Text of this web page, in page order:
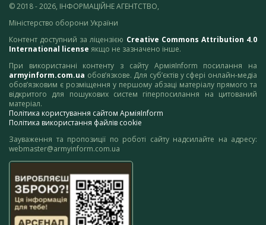
© 2018 - 2026, ІНФОРМАЦІЙНЕ АГЕНТСТВО,
Міністерство оборони України
Контент доступний за ліцензією Creative Commons Attribution 4.0
International license якщо не зазначено інше.
При використанні контенту з сайту АрміяInform посилання на
armyinform.com.ua обов’язкове. Для суб’єктів у сфері онлайн-медіа
обов’язковим є розміщення у першому абзаці матеріалу прямого та
відкритого для пошукових систем гіперпосилання на цитований
матеріал.
Політика користування сайтом АрміяInform
Політика використання файлів cookie
Зауваження та пропозиції по роботі сайту надсилайте на адресу:
webmaster@armyinform.com.ua